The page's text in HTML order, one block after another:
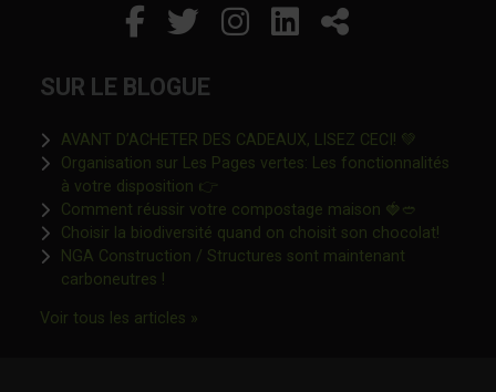
Facebook
Ce lien s'ouvrira dans
Twitter
Ce lien s'ouvrira
Instagram
Ce lien s'ouvrira
LinkedIn
Ce lienPartager
SUR LE BLOGUE
AVANT D’ACHETER DES CADEAUX, LISEZ CECI! 💚
Organisation sur Les Pages vertes: Les fonctionnalités
à votre disposition 👉Ce lien s'ouvrira dans une nouvelle
Comment réussir votre compostage maison 🍓🥙
Choisir la biodiversité quand on choisit son chocolat!Ce lien
NGA Construction / Structures sont maintenant
carboneutres !Ce lien s'ouvrira dans une nouvelle fenêtre"
Voir tous les articles »Ce lien s'ouvrira dans une nouvelle